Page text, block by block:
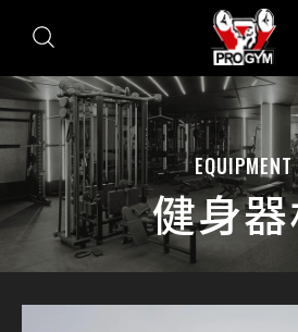
EQUIPMENT
健身